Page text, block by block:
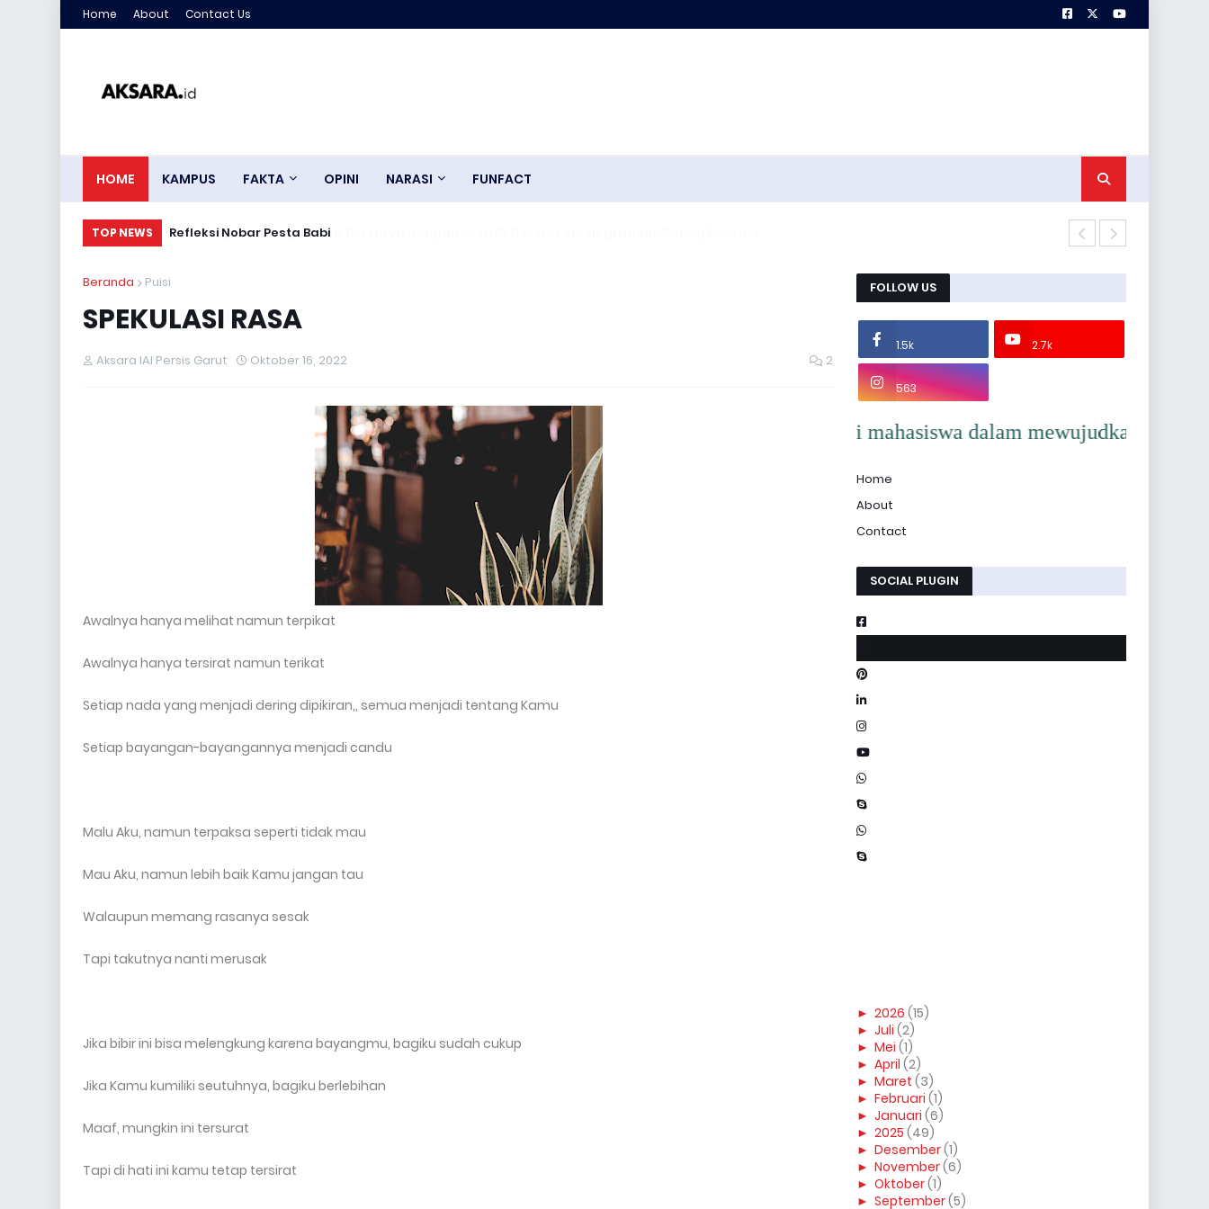
Home About Contact Us
HOME KAMPUS FAKTA OPINI NARASI FUNFACT
TOP NEWS Refleksi Nobar Pesta Babi
Beranda Puisi
SPEKULASI RASA
Aksara IAI Persis Garut Oktober 16, 2022 2
Awalnya hanya melihat namun terpikat
Awalnya hanya tersirat namun terikat
Setiap nada yang menjadi dering dipikiran,, semua menjadi tentang Kamu
Setiap bayangan-bayangannya menjadi candu
Malu Aku, namun terpaksa seperti tidak mau
Mau Aku, namun lebih baik Kamu jangan tau
Walaupun memang rasanya sesak
Tapi takutnya nanti merusak
Jika bibir ini bisa melengkung karena bayangmu, bagiku sudah cukup
Jika Kamu kumiliki seutuhnya, bagiku berlebihan
Maaf, mungkin ini tersurat
Tapi di hati ini kamu tetap tersirat
FOLLOW US
1.5k 2.7k
563
menjunjung tinggi nilai-nilai keislaman dan jurnalistik demi terciptanya tradisi literasi mahasiswa dalam mewujudkan kampus yang
Home
About
Contact
SOCIAL PLUGIN
► 2026 (15)
► Juli (2)
► Mei (1)
► April (2)
► Maret (3)
► Februari (1)
► Januari (6)
► 2025 (49)
► Desember(1)
► November(6)
► Oktober(1)
► September(5)